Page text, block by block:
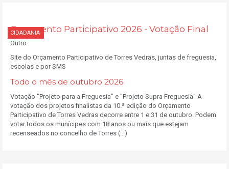
CIDADANIA
Orçamento Participativo 2026 - Votação Final
Outro
Site do Orçamento Participativo de Torres Vedras, juntas de freguesia,
escolas e por SMS
Todo o mês de outubro 2026
Votação "Projeto para a Freguesia" e "Projeto Supra Freguesia" A
votação dos projetos finalistas da 10.ª edição do Orçamento
Participativo de Torres Vedras decorre entre 1 e 31 de outubro. Podem
votar todos os munícipes com 18 anos ou mais que estejam
recenseados no concelho de Torres (...)